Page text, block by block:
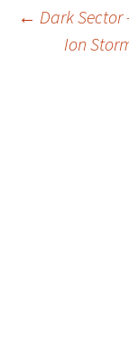
Post
← Dark Sector
Ion